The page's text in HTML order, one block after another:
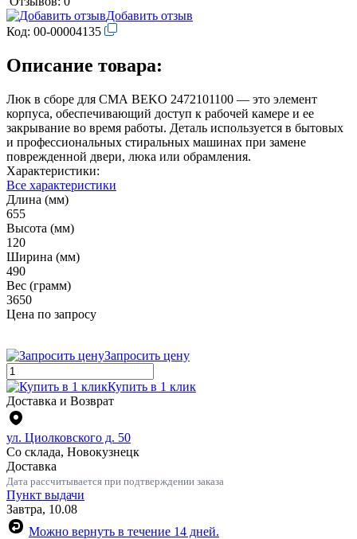
Добавить отзыв
Код: 00-00004135
Описание товара:
Люк в сборе для СМА BEKO 2472101100 — это элемент
корпуса, обеспечивающий доступ к рабочей камере и ее
закрывание во время работы. Деталь используется в бытовых
и профессиональных стиральных машинах при замене
поврежденной двери, люка или обрамления.
Характеристики:
Все характеристики
Длина (мм)
655
Высота (мм)
120
Ширина (мм)
490
Вес (грамм)
3650
Цена по запросу
Запросить цену
Купить в 1 клик
Доставка и Возврат
ул. Циолковского д. 50
Со склада, Новокузнецк
Доставка
Дата рассчитывается при подтверждении заказа
Пункт выдачи
Завтра, 10.08
Можно вернуть в течение 14 дней.